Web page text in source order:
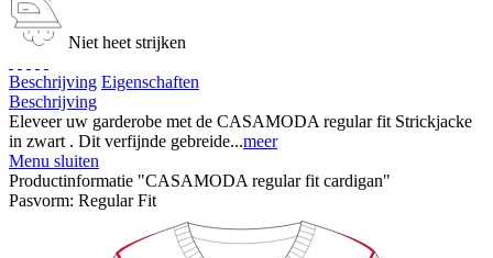
Niet heet strijken
Beschrijving Eigenschaften
Beschrijving
Eleveer uw garderobe met de CASAMODA regular fit Strickjacke
in zwart . Dit verfijnde gebreide...meer
Menu sluiten
Productinformatie "CASAMODA regular fit cardigan"
Pasvorm: Regular Fit